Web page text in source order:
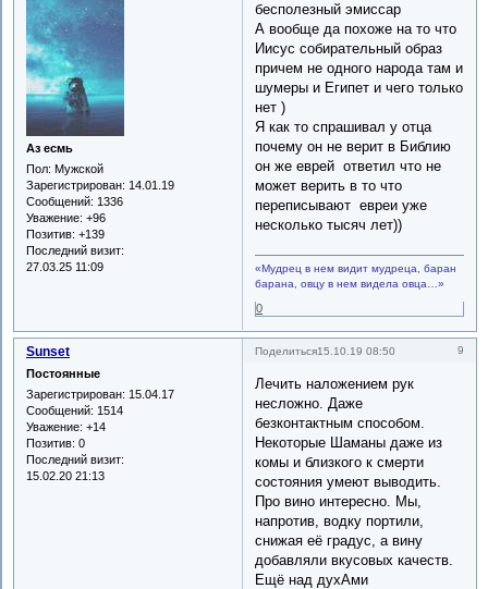
Аз есмь
Пол: Мужской
Зарегистрирован: 14.01.19
Сообщений: 1336
Уважение: +96
Позитив: +139
Последний визит:
27.03.25 11:09
бесполезный эмиссар
А вообще да похоже на то что
Иисус собирательный образ
причем не одного народа там и
шумеры и Египет и чего только
нет )
Я как то спрашивал у отца
почему он не верит в Библию
он же еврей ответил что не
может верить в то что
переписывают евреи уже
несколько тысяч лет))
«Мудрец в нем видит мудреца, баран
барана, овцу в нем видела овца…»
0
Поделиться 9
15.10.19 08:50
Sunset
Постоянные
Зарегистрирован: 15.04.17
Сообщений: 1514
Уважение: +14
Позитив: 0
Последний визит:
15.02.20 21:13
Лечить наложением рук
несложно. Даже
безконтактным способом.
Некоторые Шаманы даже из
комы и близкого к смерти
состояния умеют выводить.
Про вино интересно. Мы,
напротив, водку портили,
снижая её градус, а вину
добавляли вкусовых качеств.
Ещё над духАми